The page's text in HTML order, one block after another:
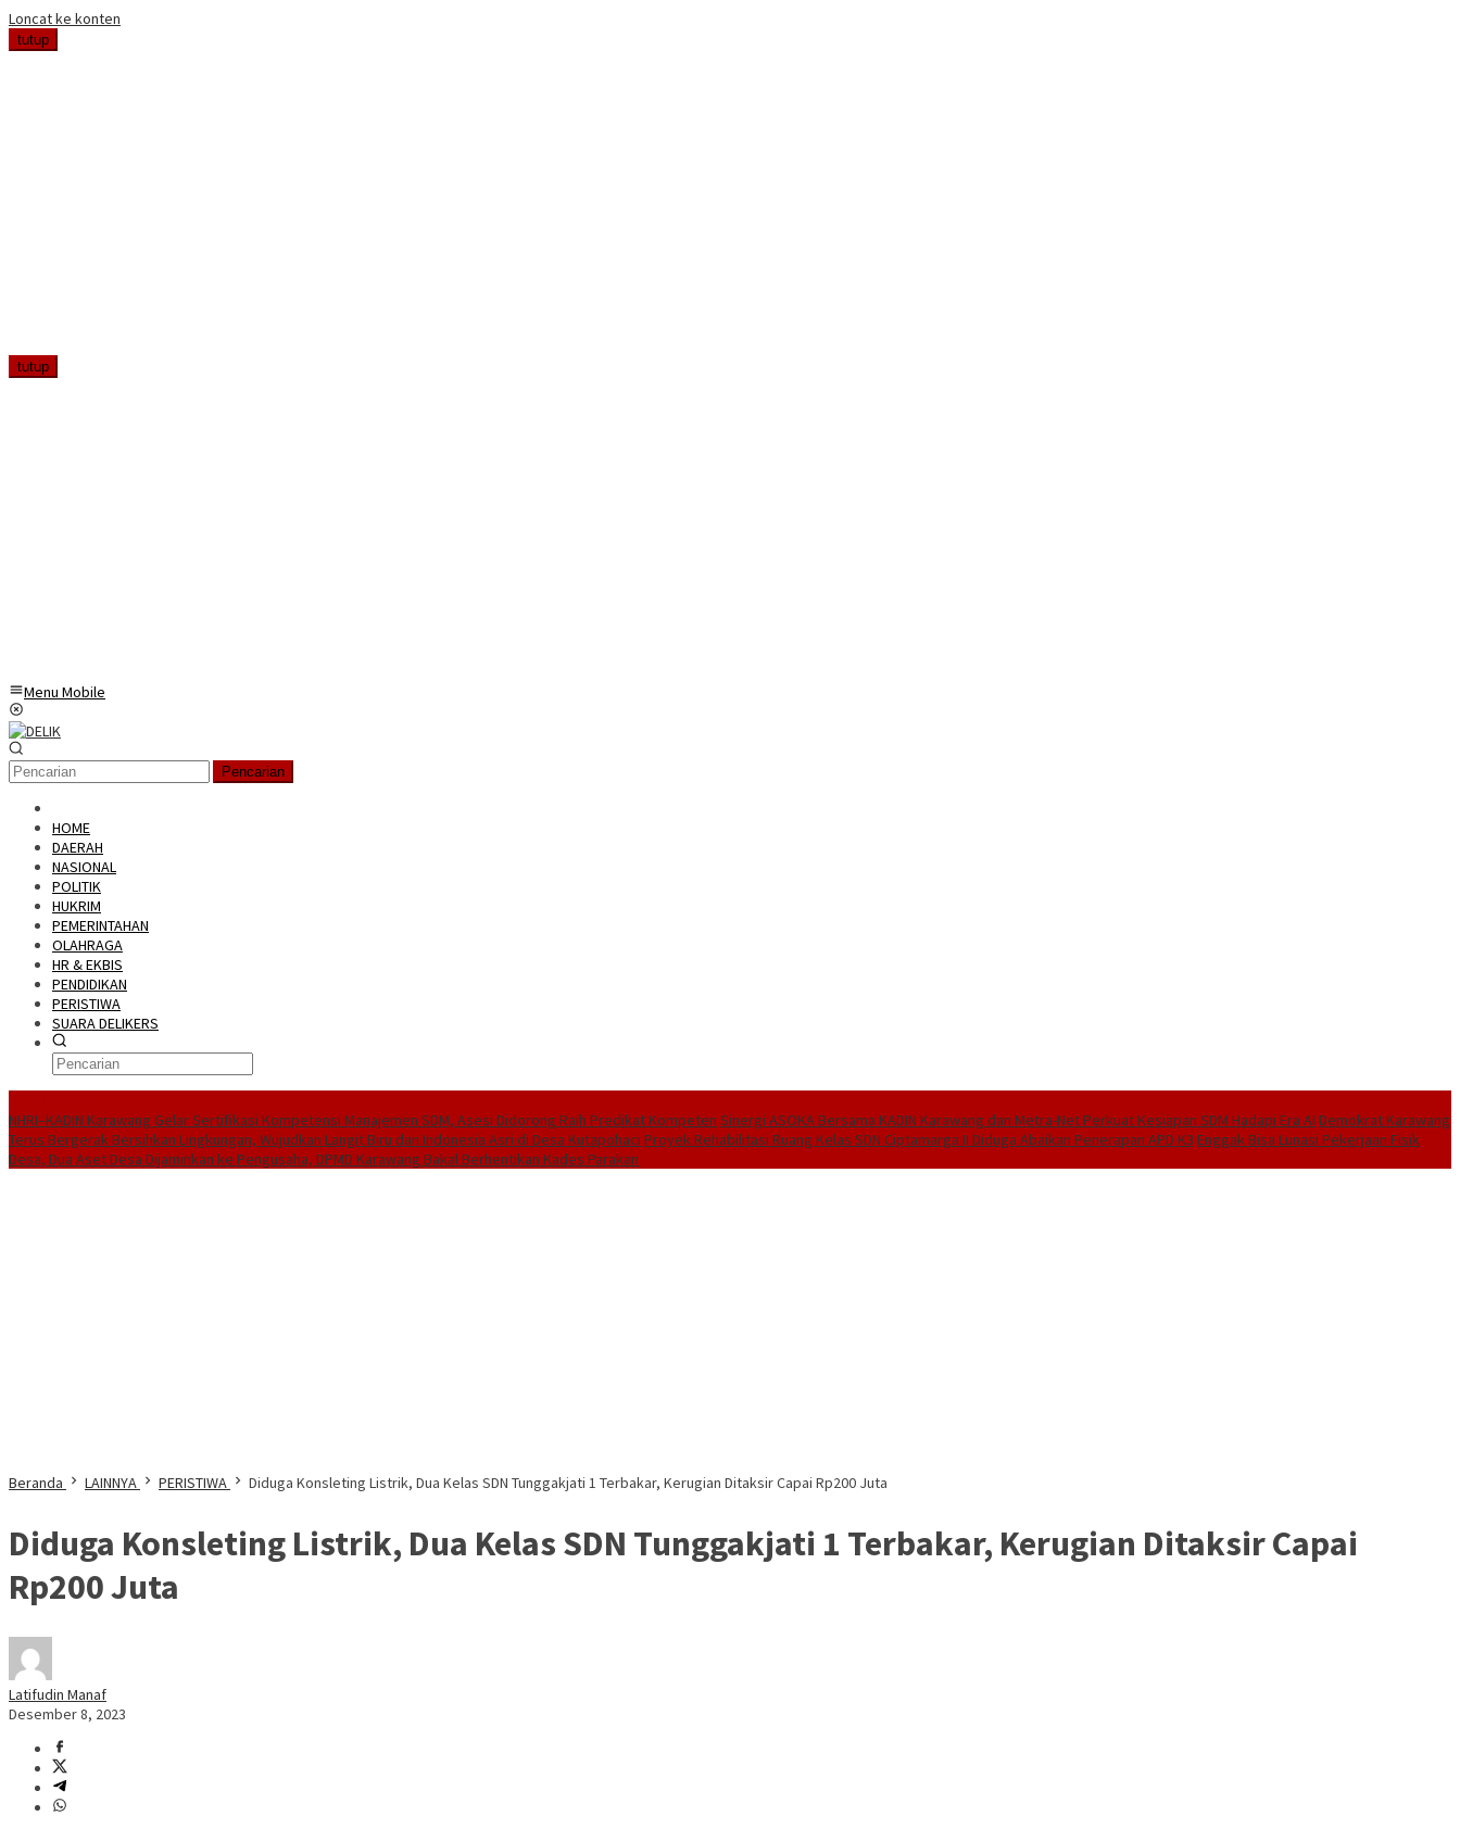
Loncat ke konten
tutup
tutup
Menu Mobile
Pencarian
HOME
DAERAH
NASIONAL
POLITIK
HUKRIM
PEMERINTAHAN
OLAHRAGA
HR & EKBIS
PENDIDIKAN
PERISTIWA
SUARA DELIKERS
NHRI–KADIN Karawang Gelar Sertifikasi Kompetensi Manajemen SDM, Asesi Didorong Raih Predikat Kompeten Sinergi ASOKA Bersama KADIN Karawang dan Metra-Net Perkuat Kesiapan SDM Hadapi Era AI Demokrat Karawang
Terus Bergerak Bersihkan Lingkungan, Wujudkan Langit Biru dan Indonesia Asri di Desa Kutapohaci Proyek Rehabilitasi Ruang Kelas SDN Ciptamarga II Diduga Abaikan Penerapan APD K3 Enggak Bisa Lunasi Pekerjaan Fisik
Desa, Dua Aset Desa Dijaminkan ke Pengusaha, DPMD Karawang Bakal Berhentikan Kades Parakan
Beranda LAINNYA PERISTIWA Diduga Konsleting Listrik, Dua Kelas SDN Tunggakjati 1 Terbakar, Kerugian Ditaksir Capai Rp200 Juta
Diduga Konsleting Listrik, Dua Kelas SDN Tunggakjati 1 Terbakar, Kerugian Ditaksir Capai
Rp200 Juta
Latifudin Manaf
Desember 8, 2023